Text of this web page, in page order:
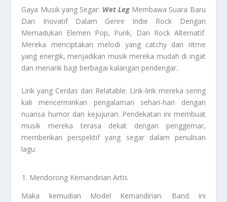
Gaya Musik yang Segar: Wet Leg Membawa Suara Baru
Dan Inovatif Dalam Genre Indie Rock Dengan
Memadukan Elemen Pop, Punk, Dan Rock Alternatif.
Mereka menciptakan melodi yang catchy dan ritme
yang energik, menjadikan musik mereka mudah di ingat
dan menarik bagi berbagai kalangan pendengar.
Lirik yang Cerdas dan Relatable: Lirik-lirik mereka sering
kali mencerminkan pengalaman sehari-hari dengan
nuansa humor dan kejujuran. Pendekatan ini membuat
musik mereka terasa dekat dengan penggemar,
memberikan perspektif yang segar dalam penulisan
lagu.
Mendorong Kemandirian Artis
Maka kemudian Model Kemandirian: Band ini